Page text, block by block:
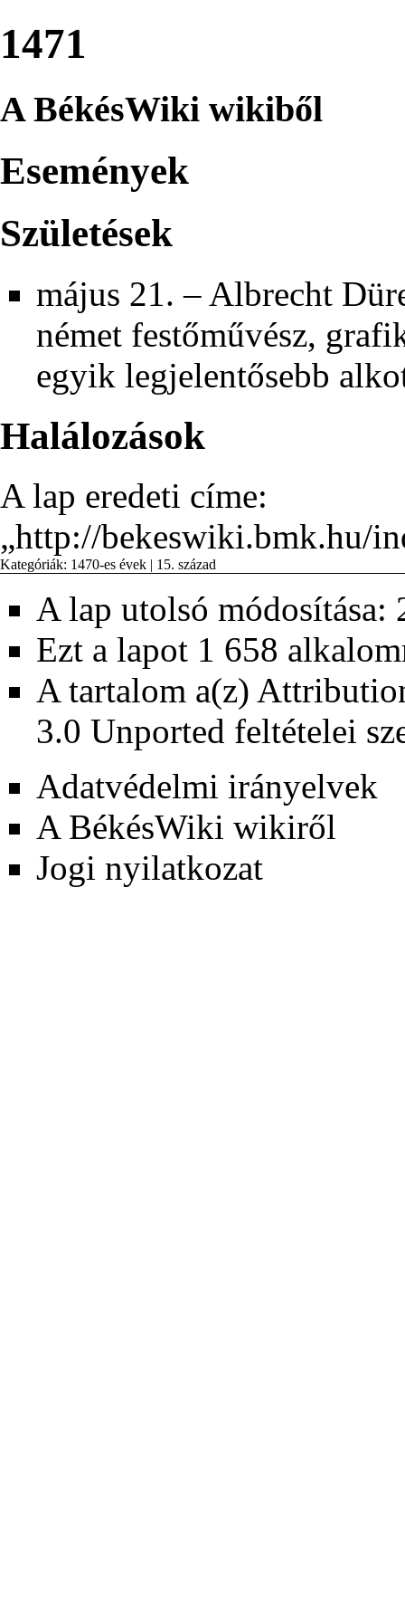
1471
A BékésWiki wikiből
Események
Születések
május 21. – Albrecht
német festőművész,
egyik legjelentősebb
Halálozások
A lap eredeti címe:
„http://bekeswiki.bmk.hu/
Kategóriák: 1470-es évek | 15. század
A lap utolsó módosítása:
Ezt a lapot 1 658
A tartalom a(z)
3.0 Unported feltételei
Adatvédelmi irányelvek
A BékésWiki wikiről
Jogi nyilatkozat